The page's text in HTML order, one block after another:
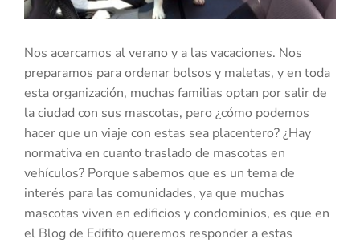
Nos acercamos al verano y a las vacaciones. Nos
preparamos para ordenar bolsos y maletas, y en toda
esta organización, muchas familias optan por salir de
la ciudad con sus mascotas, pero ¿cómo podemos
hacer que un viaje con estas sea placentero? ¿Hay
normativa en cuanto traslado de mascotas en
vehículos? Porque sabemos que es un tema de
interés para las comunidades, ya que muchas
mascotas viven en edificios y condominios, es que en
el Blog de Edifito queremos responder a estas